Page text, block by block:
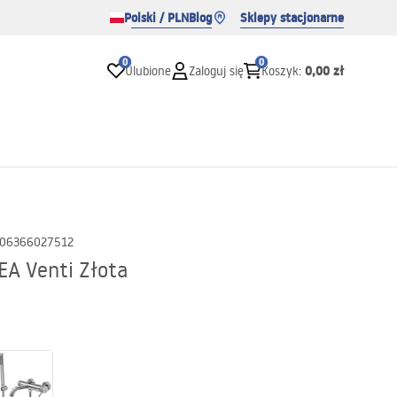
Polski / PLNBlog Sklepy stacjonarne
0
Ulubione Zaloguj się
0
Koszyk: 0,00 zł
Venti Złota